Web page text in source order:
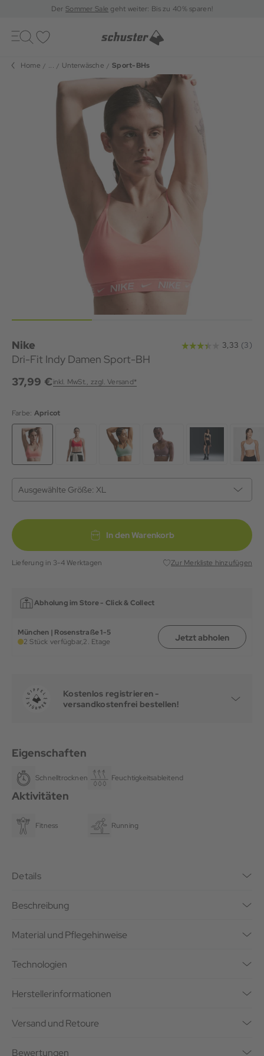
DerSommer Sale geht weiter: Bis zu 40% sparen!
Toggle
navigation
Home ... Unterwäsche Sport-BHs
Nike
Dri-Fit Indy Damen Sport-BH
37,99 €inkl. MwSt., zzgl. Versand*
Farbe: Apricot
Ausgewählte Größe: XL
In den Warenkorb
Lieferung in 3-4 Werktagen Zur Merkliste hinzufügen
Abholung im Store - Click & Collect
München | Rosenstraße 1-5
2 Stück verfügbar,2. Etage Jetzt abholen
Kostenlos registrieren -
versandkostenfrei bestellen!
Eigenschaften
Schnelltrocknend Feuchtigkeitsableitend
Aktivitäten
Fitness Running
Details
Beschreibung
Material und Pflegehinweise
Technologien
Herstellerinformationen
Versand und Retoure
Bewertungen